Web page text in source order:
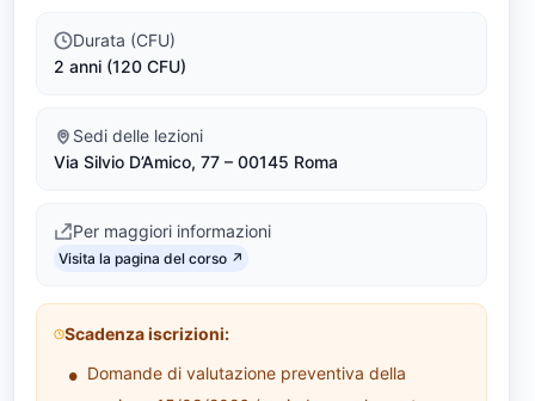
Durata (CFU)
2 anni (120 CFU)
Sedi delle lezioni
Via Silvio D’Amico, 77 – 00145 Roma
Per maggiori informazioni
Link identifier #identifier__160247-4Visita la pagina del corso ↗
Scadenza iscrizioni:
Domande di valutazione preventiva della